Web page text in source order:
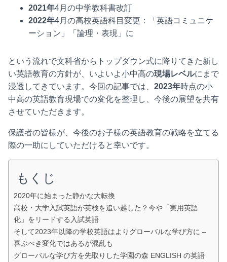
2021年4月の中学教科書改訂
2022年4月の高校英語科目変更：「英語コミュニケ
ーション」「論理・表現」に
という流れで文科省からトップダウン式に降りてきた新し
い英語教育の方針が、いよいよ小中高の現場レベルにまで
浸透してきています。今回の記事では、 2023年時点の小
中高の英語教育現場での変化を整理し、今後の展望を共有
させていただきます。
保護者の皆様が、今後のお子様の英語教育の戦略を立てる
際の一助にしていただけると幸いです。
もくじ
2020年に始まった静かな大転換
高校・大学入試英語が英検を追い越した？今や「実用英語
化」をリードする入試英語
そして2023年以降の学校英語はよりグローバルな学び方に –
喜ぶべき変化ではあるが混乱も
グローバルな学び方を先取りした学園の森 ENGLISH の英語